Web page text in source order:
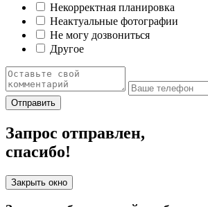
Некорректная планировка
Неактуальные фотографии
Не могу дозвониться
Другое
Отправить
Запрос отправлен,
спасибо!
Закрыть окно